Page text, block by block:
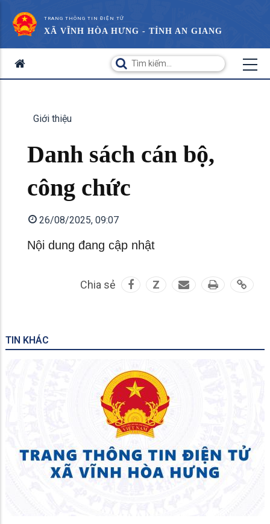
TRANG THÔNG TIN ĐIỆN TỬ
XÃ VĨNH HÒA HƯNG - TỈNH AN GIANG
Giới thiệu
Danh sách cán bộ,
công chức
26/08/2025, 09:07
Nội dung đang cập nhật
Chia sẻ Z
TIN KHÁC